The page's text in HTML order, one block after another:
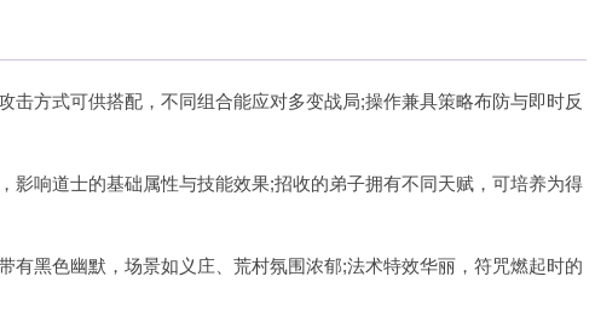
击方式可供搭配，不同组合能应对多变战局;操作兼具策略布防与即时反
影响道士的基础属性与技能效果;招收的弟子拥有不同天赋，可培养为得
有黑色幽默，场景如义庄、荒村氛围浓郁;法术特效华丽，符咒燃起时的